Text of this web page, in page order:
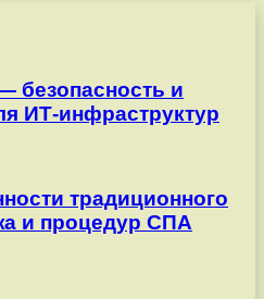
безопасность и
ИТ-инфраструктур
традиционного
и процедур СПА